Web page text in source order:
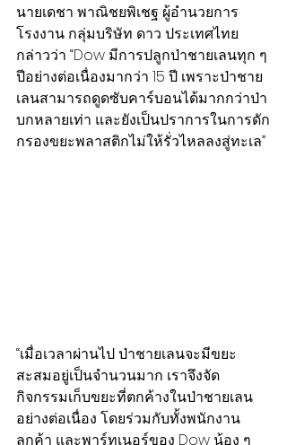
นายเดชา พาณิชยพิเชฐ ผู้อำนวยการ
โรงงาน กลุ่มบริษัท ดาว ประเทศไทย
กล่าวว่า “Dow มีการปลูกป่าชายเลนทุก ๆ
ปีอย่างต่อเนื่องมากว่า 15 ปี เพราะป่าชาย
เลนสามารถดูดซับคาร์บอนได้มากกว่าป่า
บกหลายเท่า และยังเป็นปราการในการดัก
กรองขยะพลาสติกไม่ให้รั่วไหลลงสู่ทะเล”
“เมื่อเวลาผ่านไป ป่าชายเลนจะมีขยะ
สะสมอยู่เป็นจำนวนมาก เราจึงจัด
กิจกรรมเก็บขยะที่ตกค้างในป่าชายเลน
อย่างต่อเนื่อง โดยร่วมกับทั้งพนักงาน
ลูกค้า และพาร์ทเนอร์ของ Dow น้อง ๆ